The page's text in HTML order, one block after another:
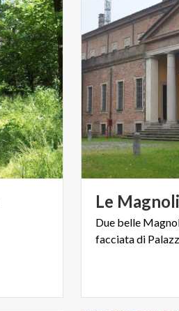
Le
Due belle
facciatadi